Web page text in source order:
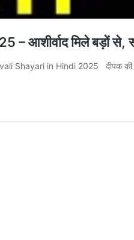
आशीर्वाद मिले बड़ों से,
Shayari in Hindi 2025 दीपक की